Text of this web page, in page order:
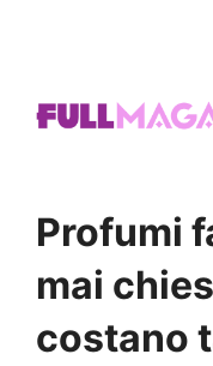
Profumi
mai
costano